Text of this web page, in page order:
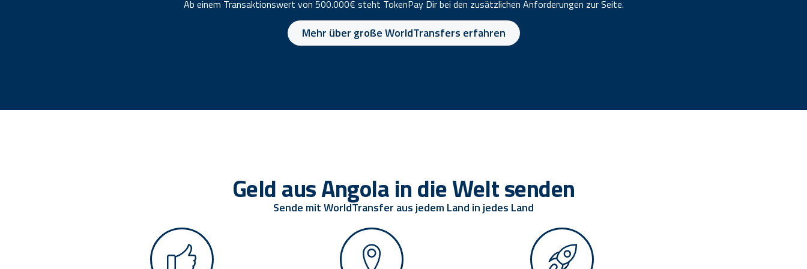
Ab einem Transaktionswert von 500.000€ steht TokenPay Dir bei den zusätzlichen Anforderungen zur Seite.
Mehr über große WorldTransfers erfahren
Geld aus Angola in die Welt senden
Sende mit WorldTransfer aus jedem Land in jedes Land